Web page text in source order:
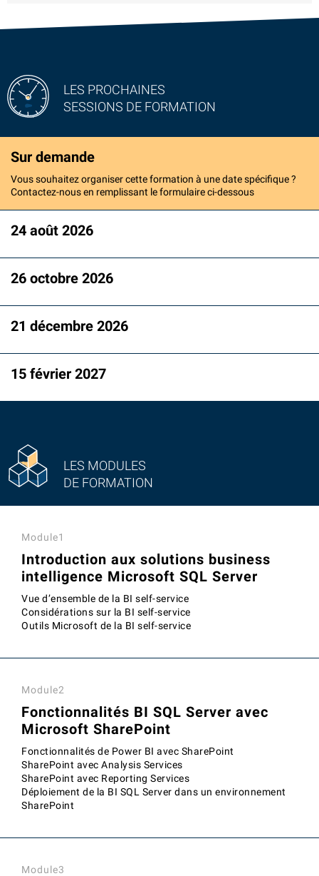
LES MODULES
DE FORMATION
Module1
Introduction aux solutions business
intelligence Microsoft SQL Server
Vue d’ensemble de la BI self-service
Considérations sur la BI self-service
Outils Microsoft de la BI self-service
Module2
Fonctionnalités BI SQL Server avec
Microsoft SharePoint
Fonctionnalités de Power BI avec SharePoint
SharePoint avec Analysis Services
SharePoint avec Reporting Services
Déploiement de la BI SQL Server dans un environnement
SharePoint
Module3
LES PROCHAINES
SESSIONS DE FORMATION
Sur demande
Vous souhaitez organiser cette formation à une date spécifique ?
Contactez-nous en remplissant le formulaire ci-dessous
24 août 2026
26 octobre 2026
21 décembre 2026
15 février 2027